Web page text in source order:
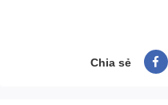
Chia sẻ